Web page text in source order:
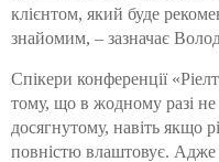
клієнтом, який буде
знайомим, – зазначає
Спікери конференції «
тому, що в жодному разі не
досягнутому, навіть якщо
повністю влаштовує.